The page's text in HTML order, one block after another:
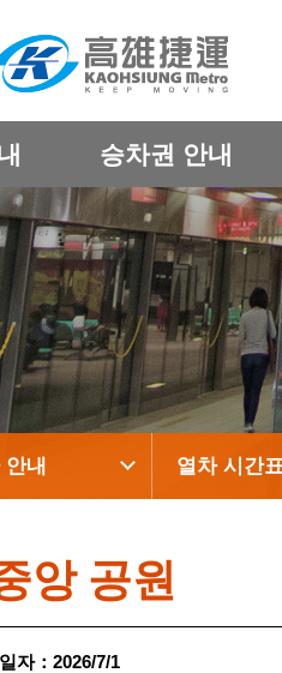
승차권 안내
안내 열차 시간
앙 공원
자： 2026/7/1